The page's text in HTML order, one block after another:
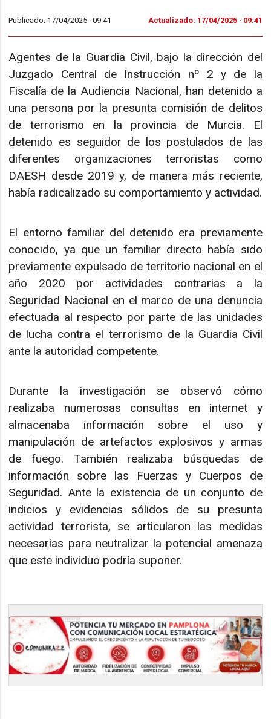
Publicado: 17/04/2025 ·09:41 Actualizado: 17/04/2025 · 09:41
Agentes de la Guardia Civil, bajo la dirección del
Juzgado Central de Instrucción nº 2 y de la
Fiscalía de la Audiencia Nacional, han detenido a
una persona por la presunta comisión de delitos
de terrorismo en la provincia de Murcia. El
detenido es seguidor de los postulados de las
diferentes organizaciones terroristas como
DAESH desde 2019 y, de manera más reciente,
había radicalizado su comportamiento y actividad.
El entorno familiar del detenido era previamente
conocido, ya que un familiar directo había sido
previamente expulsado de territorio nacional en el
año 2020 por actividades contrarias a la
Seguridad Nacional en el marco de una denuncia
efectuada al respecto por parte de las unidades
de lucha contra el terrorismo de la Guardia Civil
ante la autoridad competente.
Durante la investigación se observó cómo
realizaba numerosas consultas en internet y
almacenaba información sobre el uso y
manipulación de artefactos explosivos y armas
de fuego. También realizaba búsquedas de
información sobre las Fuerzas y Cuerpos de
Seguridad. Ante la existencia de un conjunto de
indicios y evidencias sólidos de su presunta
actividad terrorista, se articularon las medidas
necesarias para neutralizar la potencial amenaza
que este individuo podría suponer.